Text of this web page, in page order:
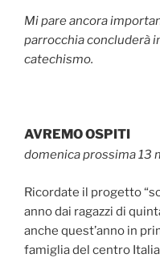
Mi pare ancora
parrocchia concluderà
catechismo.
AVREMO OSPITI
domenica prossima 13
Ricordate il progetto
anno dai ragazzi di
anche quest’anno in
famiglia del centro